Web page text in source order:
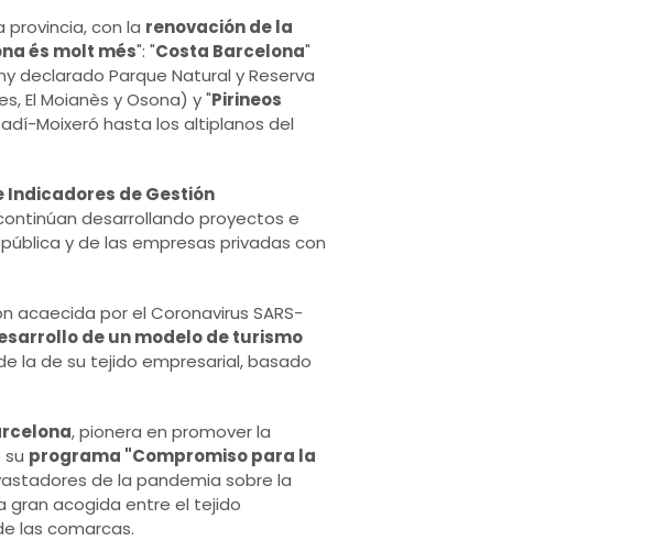
con la renovación de la
és molt més": "Costa Barcelona"
declarado Parque Natural y Reserva
El Moianès y Osona) y "Pirineos
Moixeró hasta los altiplanos del
Indicadores de Gestión
desarrollando proyectos e
y de las empresas privadas con
por el Coronavirus SARS-
de un modelo de turismo
la de su tejido empresarial, basado
, pionera en promover la
programa "Compromiso para la
de la pandemia sobre la
gran acogida entre el tejido
las comarcas.